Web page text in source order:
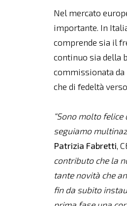
Nel mercato
importante. In
comprende sia il
continuo sia della
commissionata
che di fedeltà
“Sono molto
seguiamo
Patrizia Fabretti,
contributo che la
tante novità che
fin da subito